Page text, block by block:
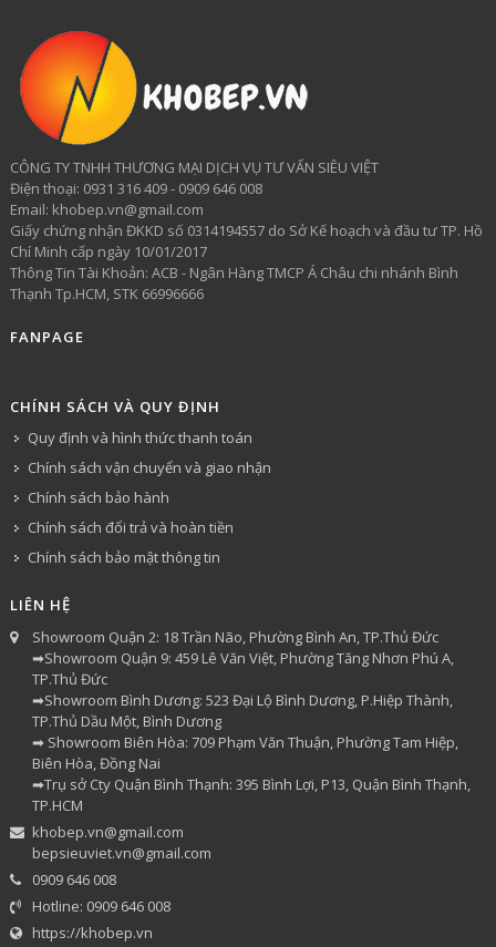
CÔNG TY TNHH THƯƠNG MẠI DỊCH VỤ TƯ VẤN SIÊU VIỆT
​Điện thoại: 0931 316 409 - 0909 646 008
Email: khobep.vn@gmail.com
Giấy chứng nhận ĐKKD số 0314194557 do Sở Kế hoạch và đầu tư TP. Hồ
Chí Minh cấp ngày 10/01/2017
Thông Tin Tài Khoản: ACB - Ngân Hàng TMCP Á Châu chi nhánh Bình
Thạnh Tp.HCM, STK 66996666
FANPAGE
CHÍNH SÁCH VÀ QUY ĐỊNH
Quy định và hình thức thanh toán
Chính sách vận chuyển và giao nhận
Chính sách bảo hành
Chính sách đổi trả và hoàn tiền
Chính sách bảo mật thông tin
LIÊN HỆ
Showroom Quận 2: 18 Trần Não, Phường Bình An, TP.Thủ Đức
➡Showroom Quận 9: 459 Lê Văn Việt, Phường Tăng Nhơn Phú A,
TP.Thủ Đức
➡Showroom Bình Dương: 523 Đại Lộ Bình Dương, P.Hiệp Thành,
TP.Thủ Dầu Một, Bình Dương
➡ Showroom Biên Hòa: 709 Phạm Văn Thuận, Phường Tam Hiệp,
Biên Hòa, Đồng Nai
➡Trụ sở Cty Quận Bình Thạnh: 395 Bình Lợi, P13, Quận Bình Thạnh,
TP.HCM
khobep.vn@gmail.com
bepsieuviet.vn@gmail.com
0909 646 008
Hotline: 0909 646 008
https://khobep.vn